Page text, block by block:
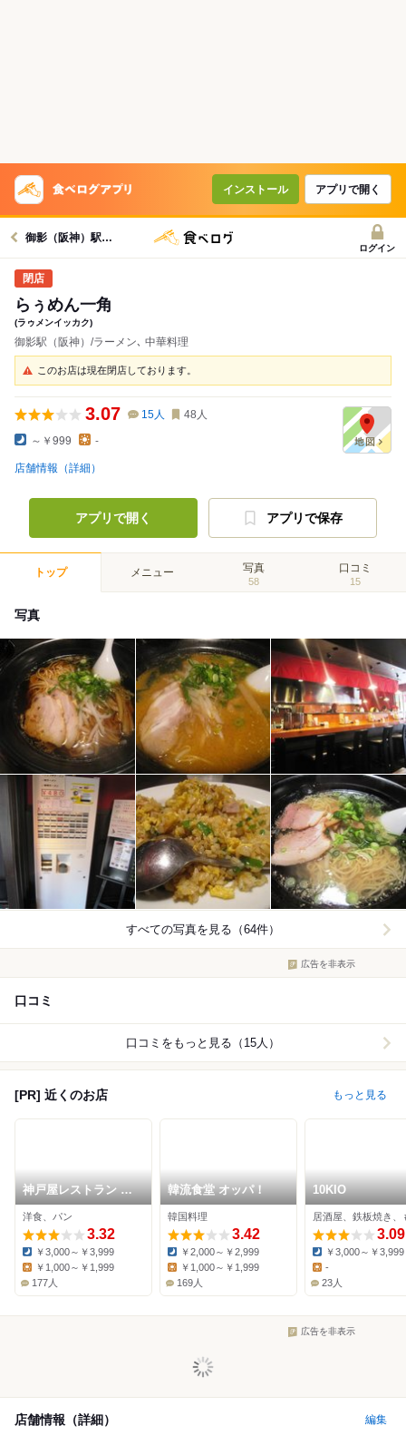
インストール アプリで開く
御影（阪神）駅グルメへ
ログイン
らぅめん一角
(ラゥメンイッカク)
御影駅（阪神）/ラーメン､ 中華料理
このお店は現在閉店しております。
3.07 15人 48 人
～￥999 -
店舗情報（詳細）
アプリで開く アプリで保存
トップ メニュー 写真
58
口コミ
15
写真
すべての写真を見る（64件）
広告を非表示
口コミ
口コミをもっと見る（15人）
[PR] 近くのお店 もっと見る
神戸屋レストラン 御
影店
洋食、パン
3.32
Dinner:
￥3,000～￥3,999
￥1,000～￥1,999
177人
韓流食堂 オッパ！
韓国料理
3.42
Dinner:
￥2,000～￥2,999
￥1,000～￥1,999
169人
10KIO
居酒屋、鉄板焼き、
3.09
Dinner:
￥3,000～￥3,999
Lunch:
-
23人
広告を非表示
店舗情報（詳細） 編集